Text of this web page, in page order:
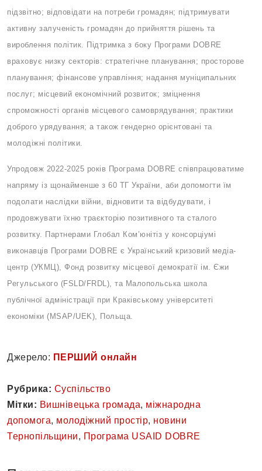
підзвітно; відповідати на потреби громадян; підтримувати
активну залученість громадян до прийняття рішень та
вироблення політик. Підтримка з боку Програми DOBRE
враховує низку секторів: стратегічне планування; просторове
планування; фінансове управління; надання муніципальних
послуг; місцевий економічний розвиток; зміцнення
спроможності органів місцевого самоврядування; практики
доброго урядування; а також гендерно орієнтовані та
молодіжні політики.
Упродовж 2022-2025 років Програма DOBRE співпрацюватиме
напряму із щонайменше з 60 ТГ України, аби допомогти їм
подолати наслідки війни, відновити та відбудувати, і
продовжувати їхню траєкторію позитивного та сталого
розвитку. Партнерами Глобал Ком’юнітіз у консорціумі
виконавців Програми DOBRE є Український кризовий медіа-
центр (УКМЦ), Фонд розвитку місцевої демократії ім. Єжи
Регульського (FSLD/FRDL), та Малопольська школа
публічної адміністрації при Краківському університеті
економіки (MSAP/UEK), Польща.
Джерело: ПЕРШИЙ онлайн
Рубрика: Суспільство
Мітки: Вишнівецька громада, міжнародна
допомога, молодіжний простір, новини
Тернопільщини, Програма USAID DOBRE